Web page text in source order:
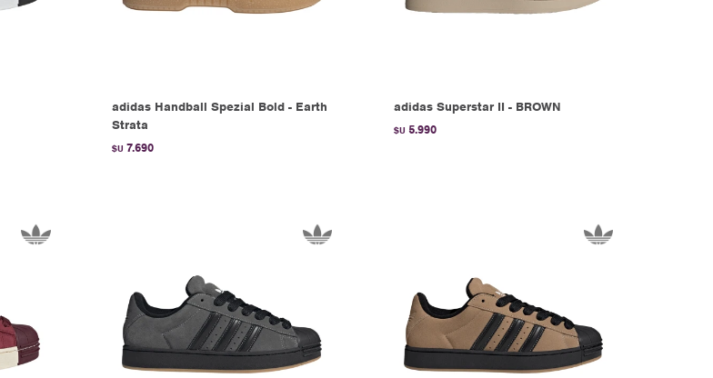
adidas Handball Spezial Bold - Earth
Strata
$U 7.690
adidas Superstar II - BROWN
$U 5.990